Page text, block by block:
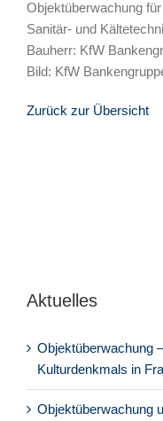
Objektüberwachung
Sanitär- und
Bauherr: KfW
Bild: KfW
Zurück zur Übersicht
Aktuelles
Objektüberwachung
Kulturdenkmals in
Objektüberwachung